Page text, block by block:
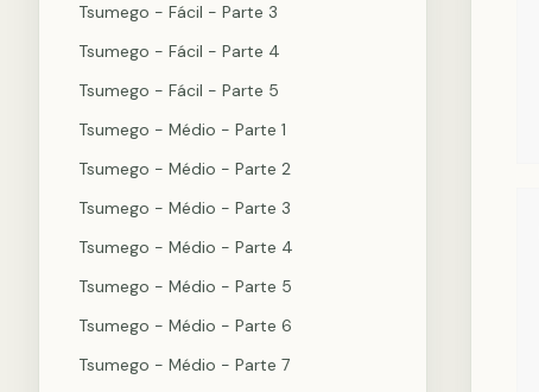
Tsumego - Fácil - Parte 3
Tsumego - Fácil - Parte 4
Tsumego - Fácil - Parte 5
Tsumego - Médio - Parte 1
Tsumego - Médio - Parte 2
Tsumego - Médio - Parte 3
Tsumego - Médio - Parte 4
Tsumego - Médio - Parte 5
Tsumego - Médio - Parte 6
Tsumego - Médio - Parte 7